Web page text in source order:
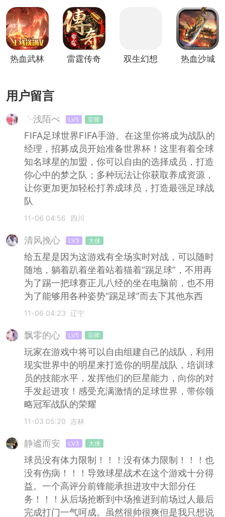
版
热血武林
雷霆传奇
双生幻想
热血沙城
用户留言
╰浅陌ぺ LV5 宗师
FIFA足球世界FIFA手游。在这里你将成为战队的
经理，招募成员开始准备世界杯！这里有着全球
知名球星的加盟，你可以自由的选择成员，打造
你心中的梦之队；多种玩法让你获取养成资源，
让你更加更加轻松打养成球员，打造最强足球战
队
11-06 04:56 四川
清风挽心 LV3 大侠
给五星是因为这游戏有全场实时对战，可以随时
随地，躺着趴着坐着站着猫着“踢足球”，不用再
为了踢一把球赛正儿八经的坐在电脑前，也不用
为了能够用各种姿势“踢足球”而去下其他东西
11-06 04:23 辽宁
飘零的心 LV5 宗师
玩家在游戏中将可以自由组建自己的战队，利用
现实世界中的明星来打造你的明星战队，培训球
员的技能水平，发挥他们的巨星能力，向你的对
手发起进攻！感受充满激情的足球世界，带你领
略冠军战队的荣耀
11-03 05:20 吉林
静谧而安 LV3 大侠
球员没有体力限制！！！没有体力限制！！！也
没有伤病！！！导致球星战术在这个游戏十分得
益。一个高评分前锋能承担进攻中大部分任
务！！！从后场抢断到中场推进到前场过人最后
完成打门一气呵成。虽然很帅很爽但是我只想说